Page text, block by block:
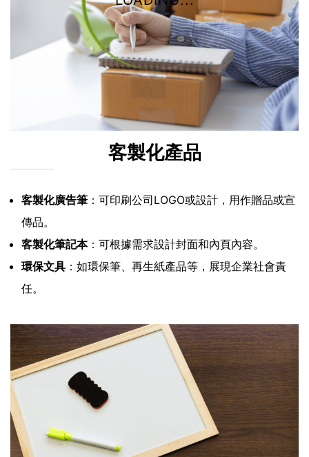
客製化產品
客製化廣告筆 ：可印刷公司LOGO或設計，用作贈品或宣
傳品。
客製化筆記本：可根據需求設計封面和內頁內容。
環保文具 ：如環保筆、再生紙產品等，展現企業社會責
任。